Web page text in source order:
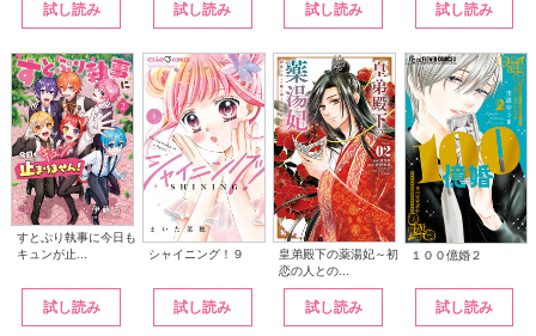
試し読み 試し読み 試し読み 試し読み
すとぷり執事に今日も
キュンが止...
試し読み
シャイニング！９
試し読み
皇弟殿下の薬湯妃～初
恋の人との...
試し読み
１００億婚２
試し読み